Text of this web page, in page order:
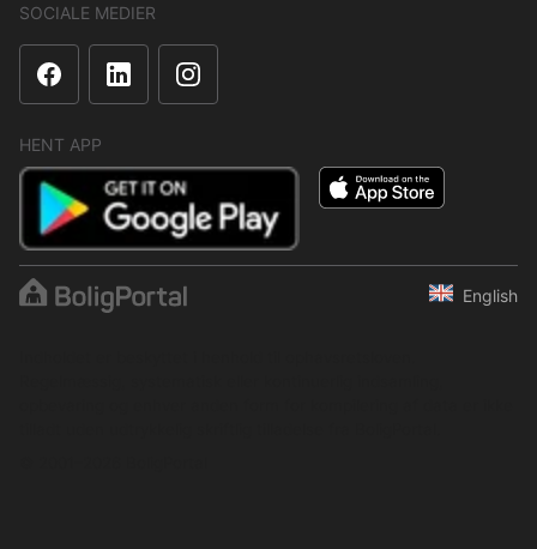
SOCIALE MEDIER
HENT APP
English